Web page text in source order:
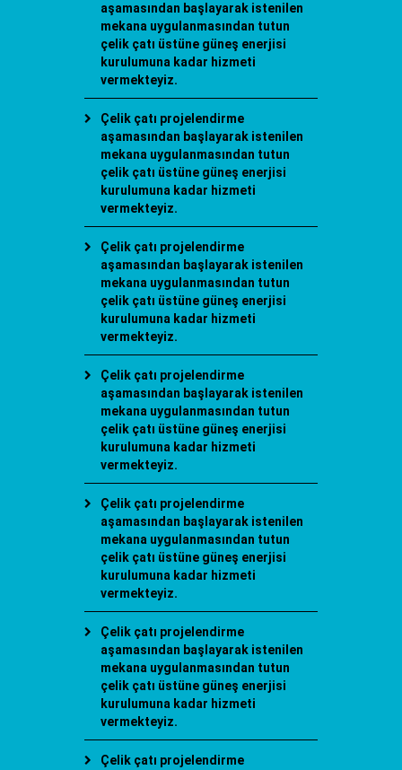
aşamasından başlayarak istenilen
mekana uygulanmasından tutun
çelik çatı üstüne güneş enerjisi
kurulumuna kadar hizmeti
vermekteyiz.
Çelik çatı projelendirme
aşamasından başlayarak istenilen
mekana uygulanmasından tutun
çelik çatı üstüne güneş enerjisi
kurulumuna kadar hizmeti
vermekteyiz.
Çelik çatı projelendirme
aşamasından başlayarak istenilen
mekana uygulanmasından tutun
çelik çatı üstüne güneş enerjisi
kurulumuna kadar hizmeti
vermekteyiz.
Çelik çatı projelendirme
aşamasından başlayarak istenilen
mekana uygulanmasından tutun
çelik çatı üstüne güneş enerjisi
kurulumuna kadar hizmeti
vermekteyiz.
Çelik çatı projelendirme
aşamasından başlayarak istenilen
mekana uygulanmasından tutun
çelik çatı üstüne güneş enerjisi
kurulumuna kadar hizmeti
vermekteyiz.
Çelik çatı projelendirme
aşamasından başlayarak istenilen
mekana uygulanmasından tutun
çelik çatı üstüne güneş enerjisi
kurulumuna kadar hizmeti
vermekteyiz.
Çelik çatı projelendirme